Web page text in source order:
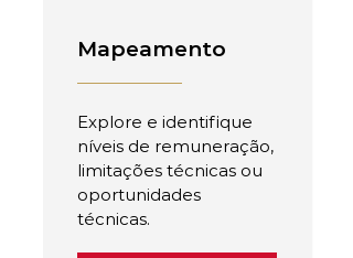
Mapeamento
Explore e identifique
níveis de remuneração,
limitações técnicas ou
oportunidades
técnicas.